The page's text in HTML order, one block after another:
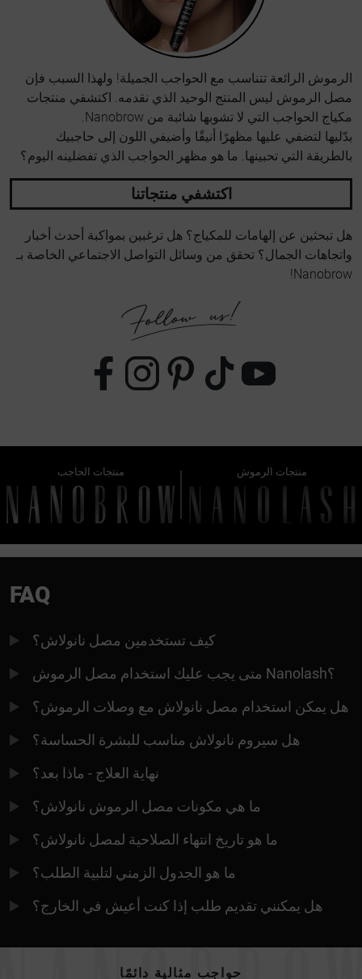
الرموش الرائعة تتناسب مع الحواجب الجميلة! ولهذا السبب فإن
مصل الرموش ليس المنتج الوحيد الذي نقدمه. اكتشفي منتجات
مكياج الحواجب التي لا تشوبها شائبة من Nanobrow.
بدّليها لتضفي عليها مظهرًا أنيقًا وأضيفي اللون إلى حاجبيك
بالطريقة التي تحبينها. ما هو مظهر الحواجب الذي تفضلينه اليوم؟
اكتشفي منتجاتنا
هل تبحثين عن إلهامات للمكياج؟ هل ترغبين بمواكبة أحدث أخبار
واتجاهات الجمال؟ تحقق من وسائل التواصل الاجتماعي الخاصة بـ
Nanobrow!
منتجات الحاجب منتجات الرموش
FAQ
كيف تستخدمين مصل نانولاش؟
متى يجب عليك استخدام مصل الرموش Nanolash؟
هل يمكن استخدام مصل نانولاش مع وصلات الرموش؟
هل سيروم نانولاش مناسب للبشرة الحساسة؟
نهاية العلاج - ماذا بعد؟
ما هي مكونات مصل الرموش نانولاش؟
ما هو تاريخ انتهاء الصلاحية لمصل نانولاش؟
ما هو الجدول الزمني لتلبية الطلب؟
هل يمكنني تقديم طلب إذا كنت أعيش في الخارج؟
حواجب مثالية دائمًا